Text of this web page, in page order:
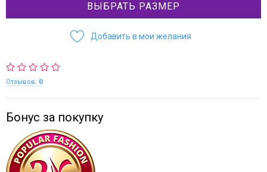
ВЫБРАТЬ РАЗМЕР
Добавить в мои желания
Отзывов: 0
Бонус за покупку